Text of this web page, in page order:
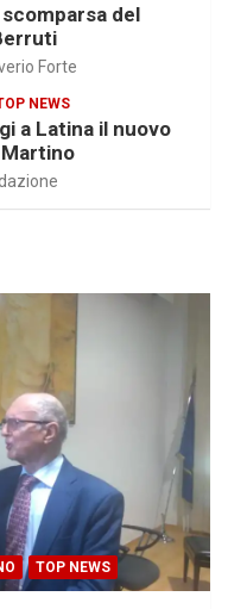
del
Forte
NEWS
a Latina il nuovo
TOP NEWS